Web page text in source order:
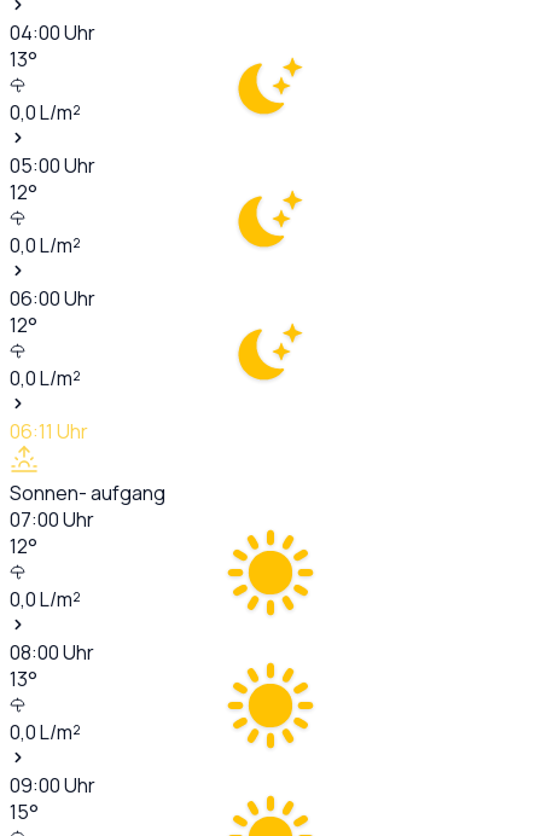
04:00Uhr
13°
0,0L/m²
05:00Uhr
12°
0,0L/m²
06:00Uhr
12°
0,0L/m²
06:11 Uhr
Sonnen- aufgang
07:00Uhr
12°
0,0L/m²
08:00Uhr
13°
0,0L/m²
09:00Uhr
15°